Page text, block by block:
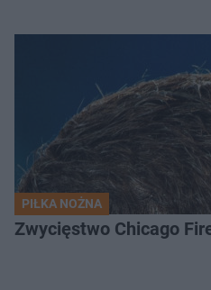
PIŁKA NOŻNA
Zwycięstwo Chicago